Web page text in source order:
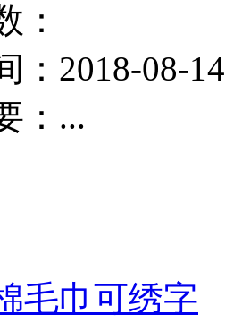
：
：2018-08-14
：...
毛巾可绣字